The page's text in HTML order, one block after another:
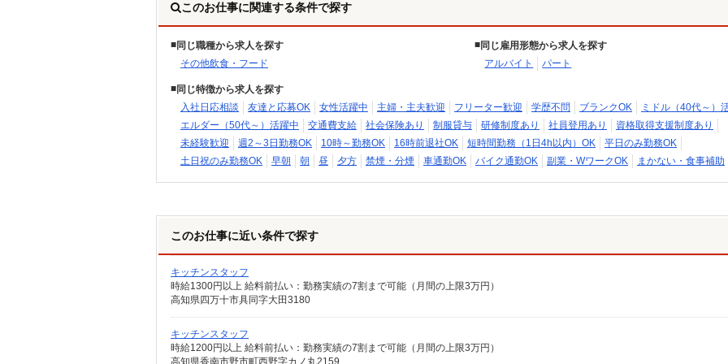
このお仕事に関連する条件で探す
同じ職種から求人を探す
その他飲食・フード
同じ雇用形態から求人を探す
アルバイト
パート
同じ特徴から求人を探す
入社日応相談
友達と応募OK 女性活躍中 主婦・主夫歓迎 フリーター歓迎 学歴不問 ブランクOK
ミドル（40代～）
エルダー（50代～）活躍中
交通費支給 社会保険あり 制服貸与 研修制度あり 社員登用あり
資格取得支援制度あり
未経験歓迎
週2～3日勤務OK 10時～勤務OK 16時前退社OK 短時間勤務（1日4h以内）OK
平日のみ勤務OK
土日祝のみ勤務OK
早朝 朝 昼 夕方 禁煙・分煙 車通勤OK バイク通勤OK 副業・WワークOK まかない・食事補助
このお仕事に近い条件で探す
キッチンスタッフ
時給1300円以上 給料前払い：勤務実績の7割まで可能（月間の上限3万円）
高知県四万十市具同字大田3180
キッチンスタッフ
時給1200円以上 給料前払い：勤務実績の7割まで可能（月間の上限3万円）
高知県香南市野市町西野字カノ丸2159